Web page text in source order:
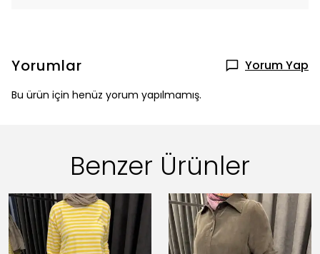
Yorumlar Yorum Yap
Bu ürün için henüz yorum yapılmamış.
Benzer Ürünler